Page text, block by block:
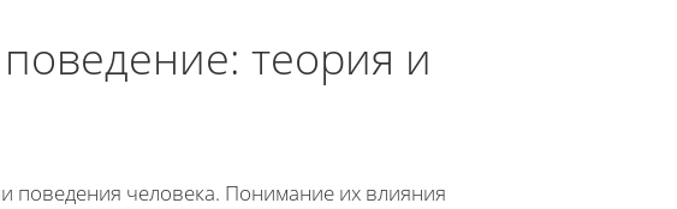
теория и
человека. Понимание их влияния